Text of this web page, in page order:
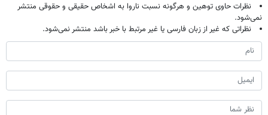
نظرات حاوی توهین و هرگونه نسبت ناروا به اشخاص حقیقی و حقوقی منتشر
نمی‌شود.
نظراتی که غیر از زبان فارسی یا غیر مرتبط با خبر باشد منتشر نمی‌شود.